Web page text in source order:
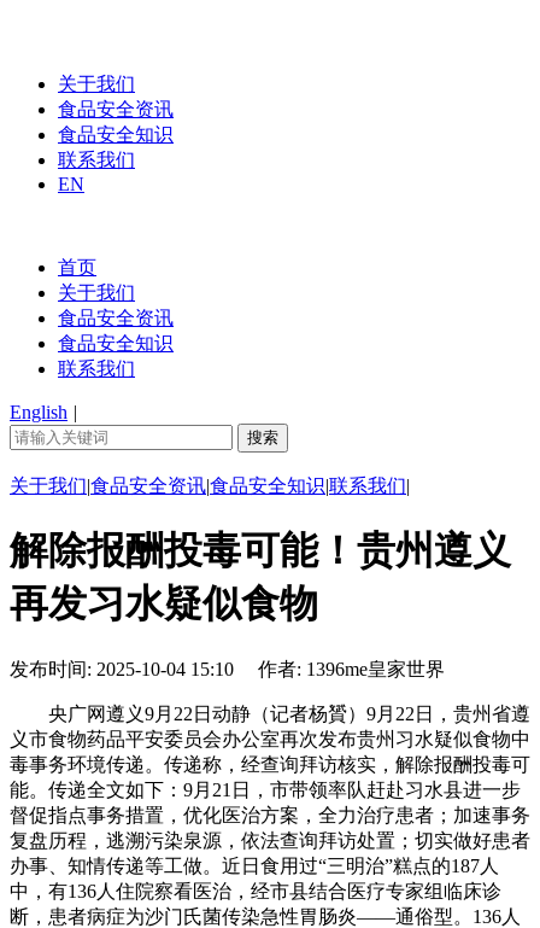
关于我们
食品安全资讯
食品安全知识
联系我们
EN
首页
关于我们
食品安全资讯
食品安全知识
联系我们
English |
关于我们|食品安全资讯|食品安全知识|联系我们|
解除报酬投毒可能！贵州遵义
再发习水疑似食物
发布时间: 2025-10-04 15:10 作者: 1396me皇家世界
央广网遵义9月22日动静（记者杨贇）9月22日，贵州省遵
义市食物药品平安委员会办公室再次发布贵州习水疑似食物中
毒事务环境传递。传递称，经查询拜访核实，解除报酬投毒可
能。传递全文如下：9月21日，市带领率队赶赴习水县进一步
督促指点事务措置，优化医治方案，全力治疗患者；加速事务
复盘历程，逃溯污染泉源，依法查询拜访处置；切实做好患者
办事、知情传递等工做。近日食用过“三明治”糕点的187人
中，有136人住院察看医治，经市县结合医疗专家组临床诊
断，患者病症为沙门氏菌传染急性胃肠炎——通俗型。136人